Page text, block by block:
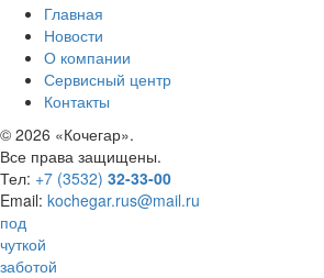
Главная
Новости
О компании
Сервисный центр
Контакты
© 2026 «Кочегар».
Все права защищены.
Тел: +7 (3532) 32-33-00
Email: kochegar.rus@mail.ru
под
чуткой
заботой